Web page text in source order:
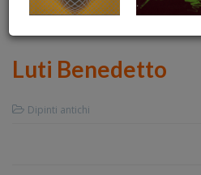
Luti Benedetto
Dipinti antichi